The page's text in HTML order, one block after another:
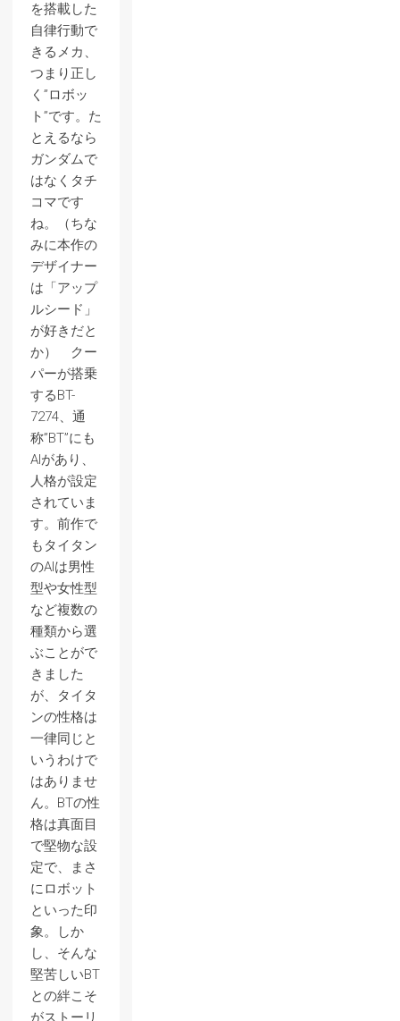
を搭載した
自律行動で
きるメカ、
つまり正し
く”ロボッ
ト”です。た
とえるなら
ガンダムで
はなくタチ
コマです
ね。（ちな
みに本作の
デザイナー
は「アップ
ルシード」
が好きだと
か） クー
パーが搭乗
するBT-
7274、通
称”BT”にも
AIがあり、
人格が設定
されていま
す。前作で
もタイタン
のAIは男性
型や女性型
など複数の
種類から選
ぶことがで
きました
が、タイタ
ンの性格は
一律同じと
いうわけで
はありませ
ん。BTの性
格は真面目
で堅物な設
定で、まさ
にロボット
といった印
象。しか
し、そんな
堅苦しいBT
との絆こそ
がストーリ